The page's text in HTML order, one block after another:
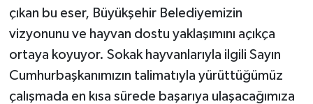
çıkan bu eser, Büyükşehir Belediyemizin
vizyonunu ve hayvan dostu yaklaşımını açıkça
ortaya koyuyor. Sokak hayvanlarıyla ilgili Sayın
Cumhurbaşkanımızın talimatıyla yürüttüğümüz
çalışmada en kısa sürede başarıya ulaşacağımıza